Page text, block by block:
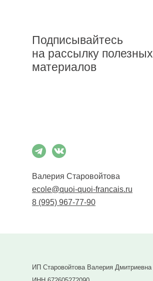
Валерия Старовойтова
ecole@quoi-quoi-francais.ru
8 (995) 967-77-90
Подписывайтесь
на рассылку полезных
материалов
ИП Старовойтова Валерия Дмитриевна